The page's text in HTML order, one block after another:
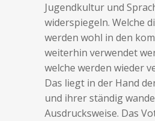
Jugendkultur und
widerspiegeln. Welche
werden wohl in den
weiterhin verwendet
welche werden wieder
Das liegt in der Hand
und ihrer ständig
Ausdrucksweise. Das